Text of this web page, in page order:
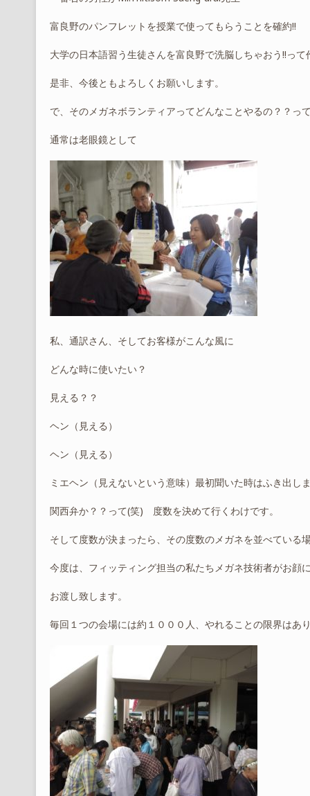
富良野のパンフレットを授業で使ってもらうことを確約!!
大学の日本語習う生徒さんを富良野で洗脳しちゃおう!!って
是非、今後ともよろしくお願いします。
で、そのメガネボランティアってどんなことやるの？？っ
通常は老眼鏡として
私、通訳さん、そしてお客様がこんな風に
どんな時に使いたい？
見える？？
ヘン（見える）
ヘン（見える）
ミエヘン（見えないという意味）最初聞いた時はふき出し
関西弁か？？って(笑) 度数を決めて行くわけです。
そして度数が決まったら、その度数のメガネを並べている
今度は、フィッティング担当の私たちメガネ技術者がお顔
お渡し致します。
毎回１つの会場には約１０００人、やれることの限界はあ